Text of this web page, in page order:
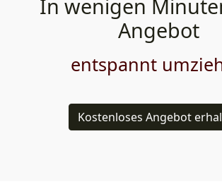
In wenigen
Angebot
entspannt
Kostenloses Angebot